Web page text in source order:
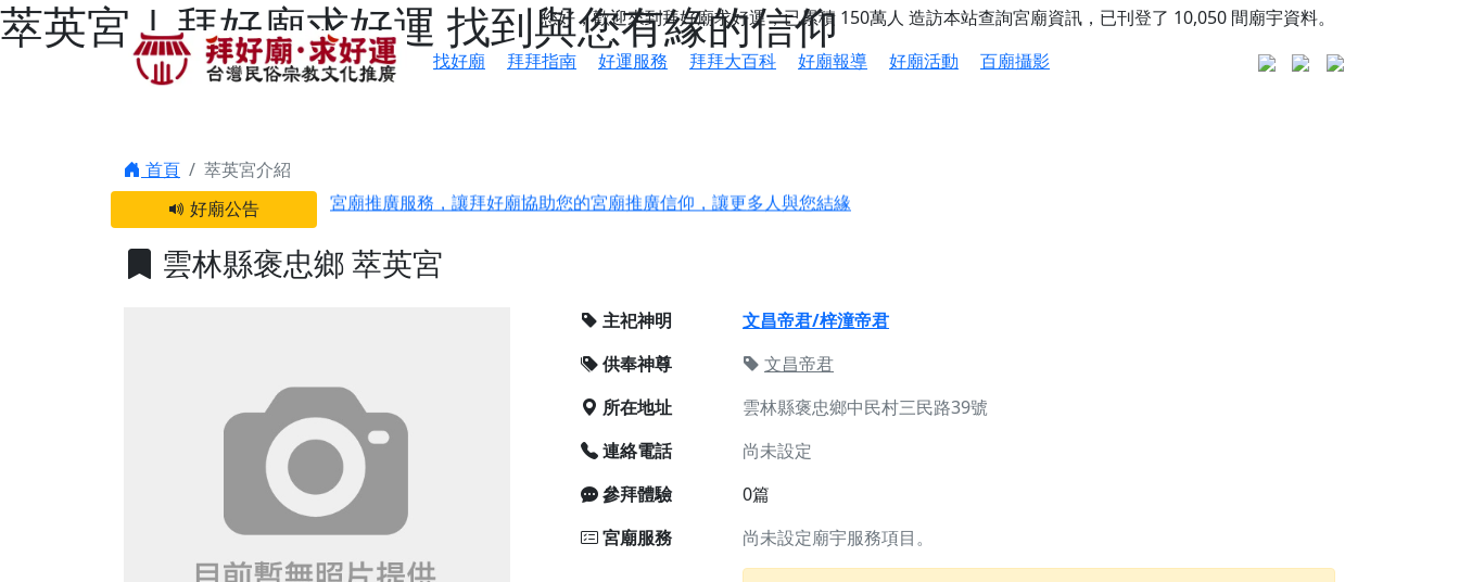
萃英宮 | 拜好廟求好運 找到與您有緣的信仰
您好，歡迎來到拜好廟求好運，已累積 150萬人 造訪本站查詢宮廟資訊，已刊登了 10,050 間廟宇資料。
找好廟
拜拜指南 好運服務 拜拜大百科 好廟報導 好廟活動 百廟攝影
首頁
萃英宮介紹
好廟公告
宮廟推廣服務，讓拜好廟協助您的宮廟推廣信仰，讓更多人與您結緣
之旅」！
【屏東縣獅子鄉 楓港清華山聖天宮】驪山母娘聖誕暨中元普渡大法會，誠邀十方善信大德，一同回到母娘慈悲座前，祈福納祥、慎
【桃園市 桃園蓮華寺】盂蘭盆中元報恩法會，這場法會不只是超薦與普渡，更是一份對祖先的感恩、對親人的思念，也是為家人祈
願平安順遂的慈悲心意。
【桃園龜山 慈恩宮】丙午年梁皇寶懺法會，一念虔誠禮寶懺，一分懺悔植福田，誠邀十方善信大德共同參與。
【新北貢寮 南極玉明殿】中元普渡大法會，誠摯歡迎十方善信大德隨喜贊普，為祖先親眷祈求安息，也為自身與家人累積福德、種
下善緣。
【桃園慈善宮(天公廟)】中元普渡交給專業的來，省時省力又積福！「玉皇大帝 大天尊」 親自坐鎮主法！幫你累積的功德福報自然
是「超級加倍」！
雲林縣褒忠鄉 萃英宮
主祀神明
文昌帝君/梓潼帝君
供奉神尊
文昌帝君
所在地址
雲林縣褒忠鄉中民村三民路39號
連絡電話
尚未設定
參拜體驗
0篇
宮廟服務
尚未設定廟宇服務項目。